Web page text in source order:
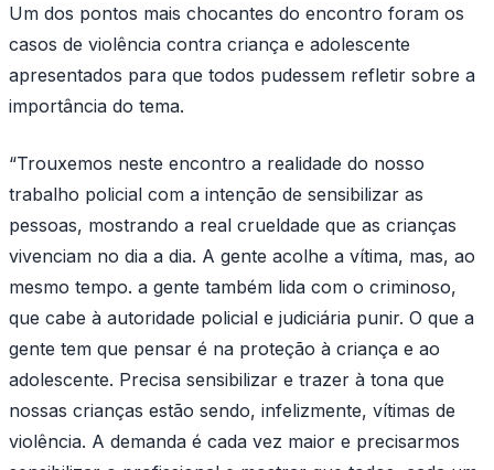
Um dos pontos mais chocantes do encontro foram os
casos de violência contra criança e adolescente
apresentados para que todos pudessem refletir sobre a
importância do tema.
“Trouxemos neste encontro a realidade do nosso
trabalho policial com a intenção de sensibilizar as
pessoas, mostrando a real crueldade que as crianças
vivenciam no dia a dia. A gente acolhe a vítima, mas, ao
mesmo tempo. a gente também lida com o criminoso,
que cabe à autoridade policial e judiciária punir. O que a
gente tem que pensar é na proteção à criança e ao
adolescente. Precisa sensibilizar e trazer à tona que
nossas crianças estão sendo, infelizmente, vítimas de
violência. A demanda é cada vez maior e precisarmos